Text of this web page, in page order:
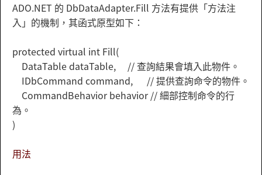
ADO.NET 的 DbDataAdapter.Fill 方法有提供「方法注
入」的機制，其函式原型如下：
protected virtual int Fill(
DataTable dataTable, // 查詢結果會填入此物件。
IDbCommand command, // 提供查詢命令的物件。
CommandBehavior behavior // 細部控制命令的行
為。
)
用法